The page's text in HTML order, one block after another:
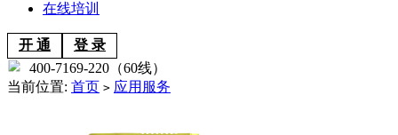
在线培训
开 通
登 录
400-7169-220（60线）
当前位置: 首页 > 应用服务